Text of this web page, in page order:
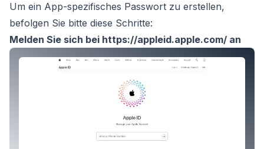
Um ein App-spezifisches Passwort zu erstellen,
befolgen Sie bitte diese Schritte:
Melden Sie sich bei https://appleid.apple.com/ an